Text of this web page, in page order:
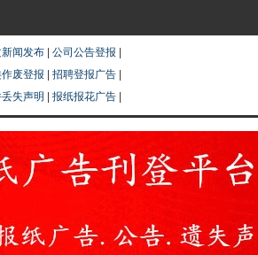
闻发布 公司公告登报
废登报 招聘登报广告
失声明 报纸报花广告